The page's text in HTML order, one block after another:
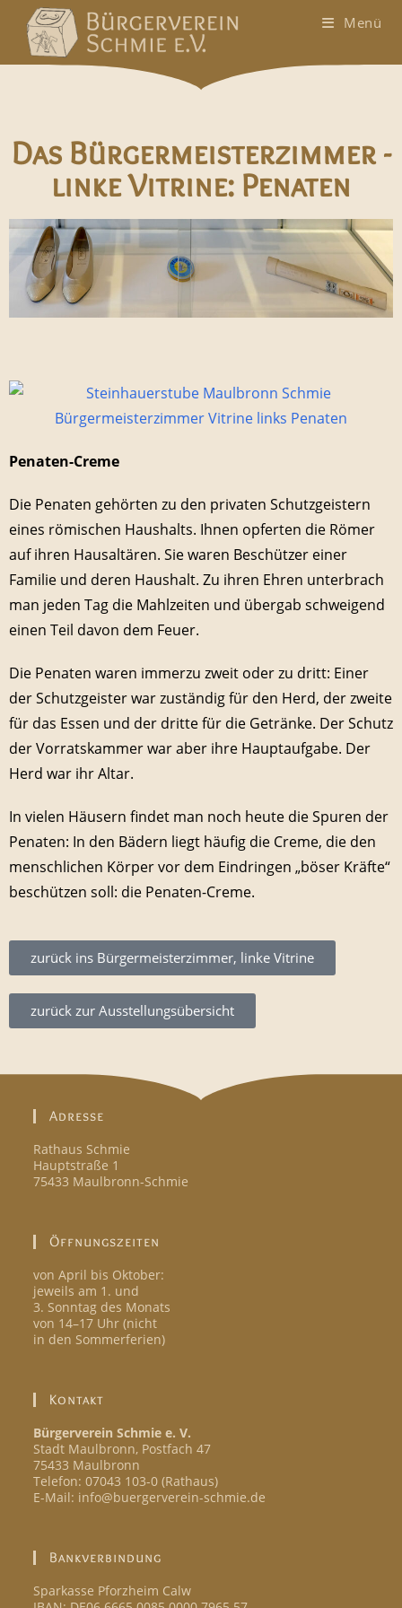
Menü
Das Bürgermeisterzimmer -
linke Vitrine: Penaten
Penaten-Creme
Die Penaten gehörten zu den privaten Schutzgeistern
eines römischen Haushalts. Ihnen opferten die Römer
auf ihren Hausaltären. Sie waren Beschützer einer
Familie und deren Haushalt. Zu ihren Ehren unterbrach
man jeden Tag die Mahlzeiten und übergab schweigend
einen Teil davon dem Feuer.
Die Penaten waren immerzu zweit oder zu dritt: Einer
der Schutzgeister war zuständig für den Herd, der zweite
für das Essen und der dritte für die Getränke. Der Schutz
der Vorratskammer war aber ihre Hauptaufgabe. Der
Herd war ihr Altar.
In vielen Häusern findet man noch heute die Spuren der
Penaten: In den Bädern liegt häufig die Creme, die den
menschlichen Körper vor dem Eindringen „böser Kräfte“
beschützen soll: die Penaten-Creme.
zurück ins Bürgermeisterzimmer, linke Vitrine
zurück zur Ausstellungsübersicht
Adresse
Rathaus Schmie
Hauptstraße 1
75433 Maulbronn-Schmie
Öffnungszeiten
von April bis Oktober:
jeweils am 1. und
3. Sonntag des Monats
von 14–17 Uhr (nicht
in den Sommerferien)
Kontakt
Bürgerverein Schmie e. V.
Stadt Maulbronn, Postfach 47
75433 Maulbronn
Telefon: 07043 103-0 (Rathaus)
E-Mail: info@buergerverein-schmie.de
Bankverbindung
Sparkasse Pforzheim Calw